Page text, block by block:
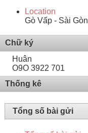
Location
Gò Vấp - Sài Gòn
Chữ ký
Huân
O9O 3922 701
Thống kê
Tổng số bài gửi